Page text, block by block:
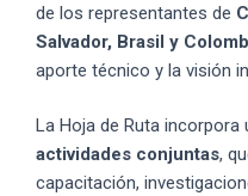
de los representantes de
Salvador, Brasil y
aporte técnico y la visión
La Hoja de Ruta incorpora
actividades conjuntas,
capacitación,